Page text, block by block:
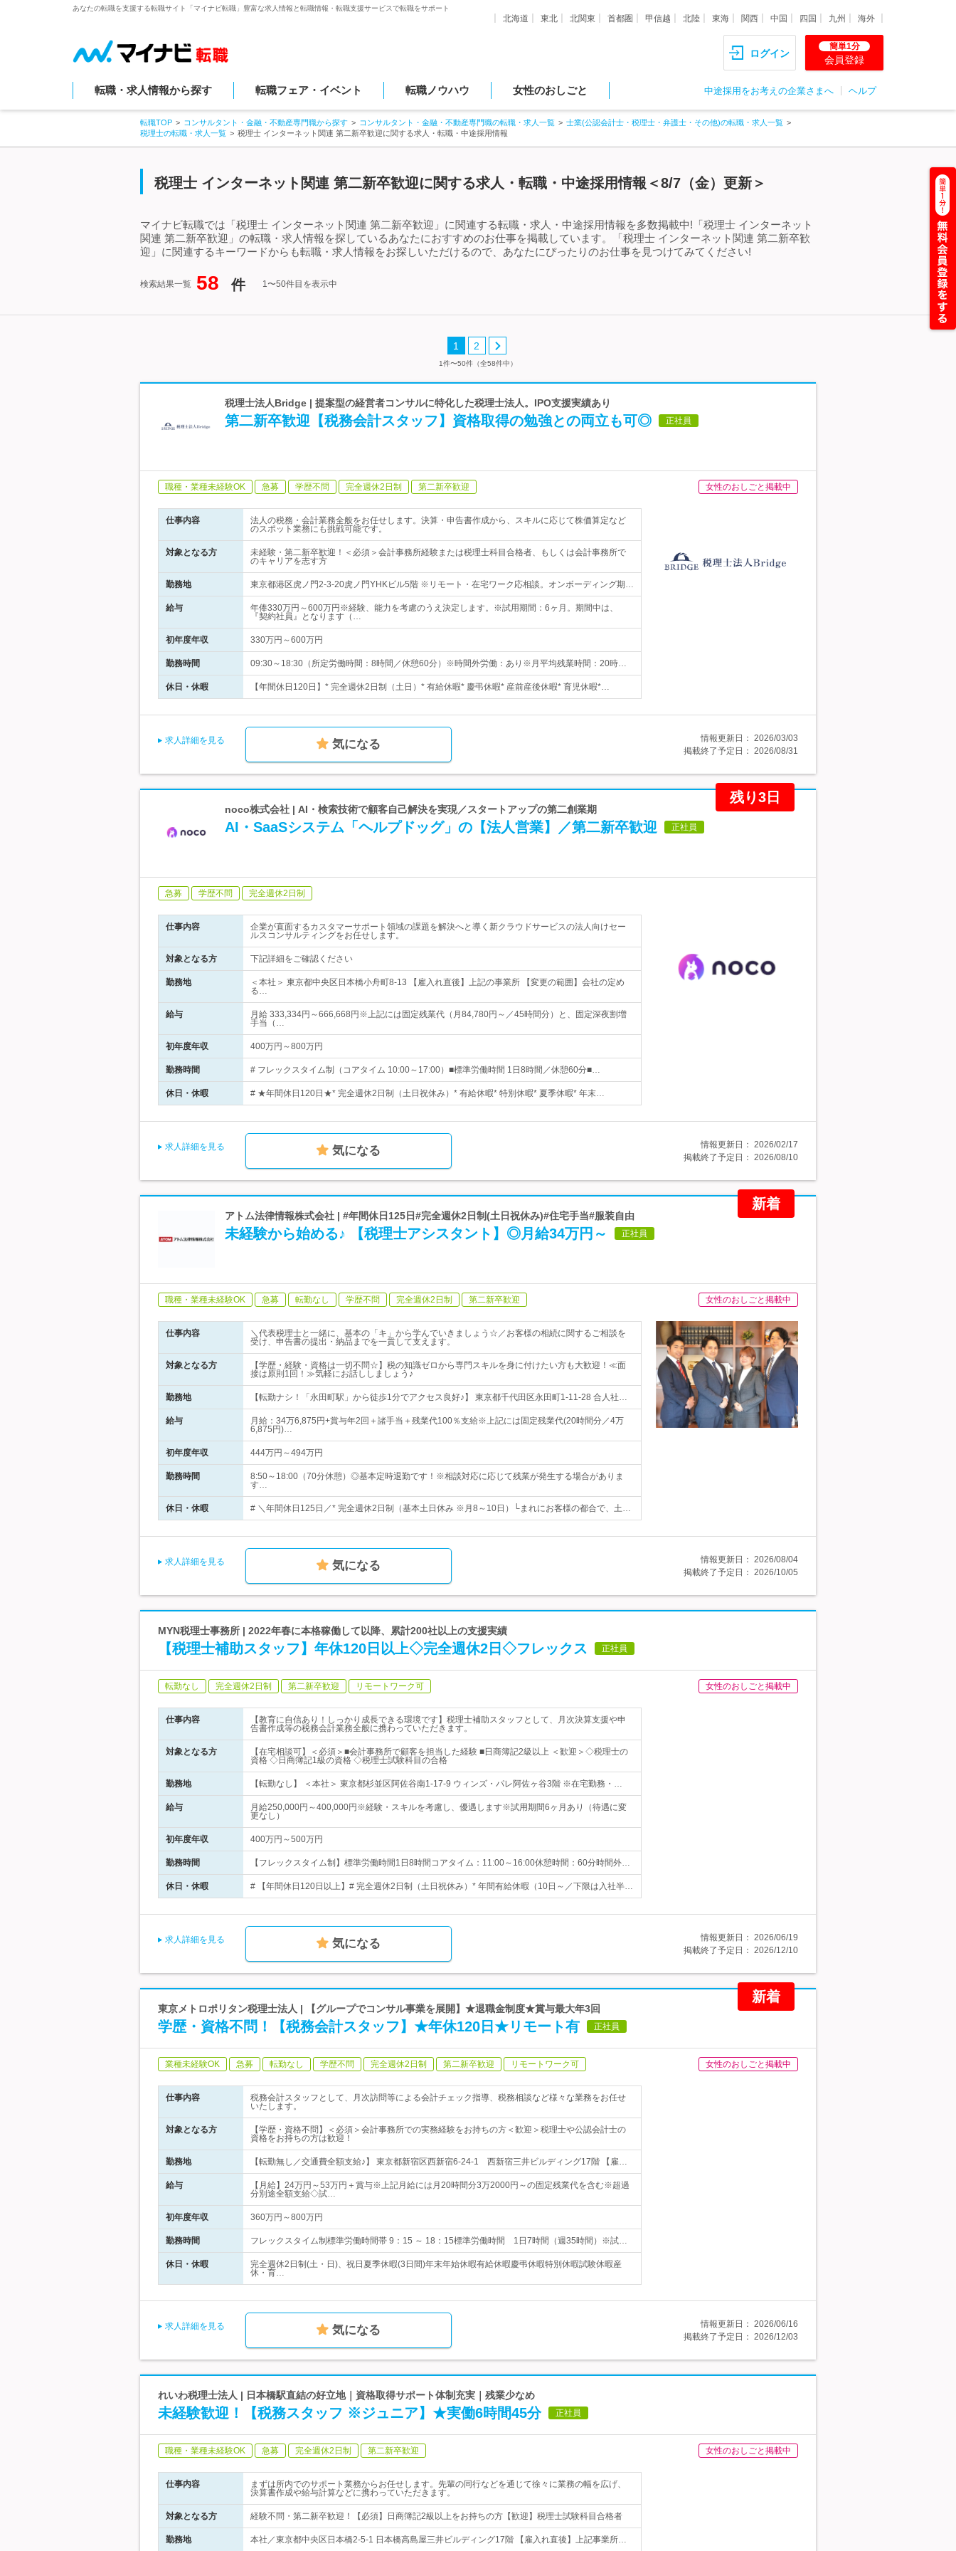
あなたの転職を支援する転職サイト「マイナビ転職」豊富な求人情報と転職情報・転職支援サービスで転職をサポート
北海道 東北 北関東 首都圏 甲信越 北陸 東海 関西 中国 四国 九州 海外
ログイン
簡単1分
会員登録
転職・求人情報から探す 転職フェア・イベント 転職ノウハウ 女性のおしごと 中途採用をお考えの企業さまへ ヘルプ
転職TOP コンサルタント・金融・不動産専門職から探す コンサルタント・金融・不動産専門職の転職・求人一覧
士業(公認会計士・税理士・弁護士・その他)の転職・求人一覧
税理士の転職・求人一覧
税理士 インターネット関連 第二新卒歓迎に関する求人・転職・中途採用情報
税理士 インターネット関連 第二新卒歓迎に関する求人・転職・中途採用情報＜8/7（金）更新＞
マイナビ転職では「税理士 インターネット関連 第二新卒歓迎」に関連する転職・求人・中途採用情報を多数掲載中!「税理士 インターネット
関連 第二新卒歓迎」の転職・求人情報を探しているあなたにおすすめのお仕事を掲載しています。「税理士 インターネット関連 第二新卒歓
迎」に関連するキーワードからも転職・求人情報をお探しいただけるので、あなたにぴったりのお仕事を見つけてみてください!
検索結果一覧 58 件 1〜50件目を表示中
1 2
1件〜50件（全58件中）
税理士法人Bridge | 提案型の経営者コンサルに特化した税理士法人。IPO支援実績あり
第二新卒歓迎【税務会計スタッフ】資格取得の勉強との両立も可◎ 正社員
職種・業種未経験OK 急募 学歴不問 完全週休2日制 第二新卒歓迎 女性のおしごと掲載中
仕事内容
法人の税務・会計業務全般をお任せします。決算・申告書作成から、スキルに応じて株価算定など
のスポット業務にも挑戦可能です。
対象となる方
未経験・第二新卒歓迎！＜必須＞会計事務所経験または税理士科目合格者、もしくは会計事務所で
のキャリアを志す方
勤務地 東京都港区虎ノ門2-3-20虎ノ門YHKビル5階 ※リモート・在宅ワーク応相談。オンボーディング期…
給与
年俸330万円～600万円※経験、能力を考慮のうえ決定します。※試用期間：6ヶ月。期間中は、
『契約社員』となります（…
初年度年収 330万円～600万円
勤務時間 09:30～18:30（所定労働時間：8時間／休憩60分）※時間外労働：あり※月平均残業時間：20時…
休日・休暇 【年間休日120日】* 完全週休2日制（土日）* 有給休暇* 慶弔休暇* 産前産後休暇* 育児休暇*…
求人詳細を見る 気になる 情報更新日： 2026/03/03
掲載終了予定日： 2026/08/31
残り3日
noco株式会社 | AI・検索技術で顧客自己解決を実現／スタートアップの第二創業期
AI・SaaSシステム「ヘルプドッグ」の【法人営業】／第二新卒歓迎 正社員
急募 学歴不問 完全週休2日制
仕事内容
企業が直面するカスタマーサポート領域の課題を解決へと導く新クラウドサービスの法人向けセー
ルスコンサルティングをお任せします。
対象となる方 下記詳細をご確認ください
勤務地
＜本社＞ 東京都中央区日本橋小舟町8-13 【雇入れ直後】上記の事業所 【変更の範囲】会社の定め
る…
給与
月給 333,334円～666,668円※上記には固定残業代（月84,780円～／45時間分）と、固定深夜割増
手当（…
初年度年収 400万円～800万円
勤務時間 # フレックスタイム制（コアタイム 10:00～17:00）■標準労働時間 1日8時間／休憩60分■…
休日・休暇 # ★年間休日120日★* 完全週休2日制（土日祝休み）* 有給休暇* 特別休暇* 夏季休暇* 年末…
求人詳細を見る 気になる 情報更新日： 2026/02/17
掲載終了予定日： 2026/08/10
新着
アトム法律情報株式会社 | #年間休日125日#完全週休2日制(土日祝休み)#住宅手当#服装自由
未経験から始める♪ 【税理士アシスタント】◎月給34万円～ 正社員
職種・業種未経験OK 急募 転勤なし 学歴不問 完全週休2日制 第二新卒歓迎 女性のおしごと掲載中
仕事内容
＼代表税理士と一緒に、基本の「キ」から学んでいきましょう☆／お客様の相続に関するご相談を
受け、申告書の提出・納品までを一貫して支えます。
対象となる方
【学歴・経験・資格は一切不問☆】税の知識ゼロから専門スキルを身に付けたい方も大歓迎！≪面
接は原則1回！≫気軽にお話ししましょう♪
勤務地 【転勤ナシ！「永田町駅」から徒歩1分でアクセス良好♪】 東京都千代田区永田町1-11-28 合人社…
給与
月給：34万6,875円+賞与年2回＋諸手当＋残業代100％支給※上記には固定残業代(20時間分／4万
6,875円)…
初年度年収 444万円～494万円
勤務時間
8:50～18:00（70分休憩）◎基本定時退勤です！※相談対応に応じて残業が発生する場合がありま
す…
休日・休暇 # ＼年間休日125日／* 完全週休2日制（基本土日休み ※月8～10日）└まれにお客様の都合で、土…
求人詳細を見る 気になる 情報更新日： 2026/08/04
掲載終了予定日： 2026/10/05
MYN税理士事務所 | 2022年春に本格稼働して以降、累計200社以上の支援実績
【税理士補助スタッフ】年休120日以上◇完全週休2日◇フレックス 正社員
転勤なし 完全週休2日制 第二新卒歓迎 リモートワーク可 女性のおしごと掲載中
仕事内容
【教育に自信あり！しっかり成長できる環境です】税理士補助スタッフとして、月次決算支援や申
告書作成等の税務会計業務全般に携わっていただきます。
対象となる方
【在宅相談可】＜必須＞■会計事務所で顧客を担当した経験 ■日商簿記2級以上 ＜歓迎＞◇税理士の
資格 ◇日商簿記1級の資格 ◇税理士試験科目の合格
勤務地 【転勤なし】 ＜本社＞ 東京都杉並区阿佐谷南1-17-9 ウィンズ・パレ阿佐ヶ谷3階 ※在宅勤務・…
給与
月給250,000円～400,000円※経験・スキルを考慮し、優遇します※試用期間6ヶ月あり（待遇に変
更なし）
初年度年収 400万円～500万円
勤務時間 【フレックスタイム制】標準労働時間1日8時間コアタイム：11:00～16:00休憩時間：60分時間外…
休日・休暇 # 【年間休日120日以上】# 完全週休2日制（土日祝休み）* 年間有給休暇（10日～／下限は入社半…
求人詳細を見る 気になる 情報更新日： 2026/06/19
掲載終了予定日： 2026/12/10
新着
東京メトロポリタン税理士法人 | 【グループでコンサル事業を展開】★退職金制度★賞与最大年3回
学歴・資格不問！【税務会計スタッフ】★年休120日★リモート有 正社員
業種未経験OK 急募 転勤なし 学歴不問 完全週休2日制 第二新卒歓迎 リモートワーク可 女性のおしごと掲載中
仕事内容
税務会計スタッフとして、月次訪問等による会計チェック指導、税務相談など様々な業務をお任せ
いたします。
対象となる方
【学歴・資格不問】＜必須＞会計事務所での実務経験をお持ちの方＜歓迎＞税理士や公認会計士の
資格をお持ちの方は歓迎！
勤務地 【転勤無し／交通費全額支給♪】 東京都新宿区西新宿6-24-1 西新宿三井ビルディング17階 【雇…
給与
【月給】24万円～53万円＋賞与※上記月給には月20時間分3万2000円～の固定残業代を含む※超過
分別途全額支給◇試…
初年度年収 360万円～800万円
勤務時間 フレックスタイム制標準労働時間帯 9：15 ～ 18：15標準労働時間 1日7時間（週35時間）※試…
休日・休暇
完全週休2日制(土・日)、祝日夏季休暇(3日間)年末年始休暇有給休暇慶弔休暇特別休暇試験休暇産
休・育…
求人詳細を見る 気になる 情報更新日： 2026/06/16
掲載終了予定日： 2026/12/03
れいわ税理士法人 | 日本橋駅直結の好立地｜資格取得サポート体制充実｜残業少なめ
未経験歓迎！【税務スタッフ ※ジュニア】★実働6時間45分 正社員
職種・業種未経験OK 急募 完全週休2日制 第二新卒歓迎 女性のおしごと掲載中
仕事内容
まずは所内でのサポート業務からお任せします。先輩の同行などを通じて徐々に業務の幅を広げ、
決算書作成や給与計算などに携わっていただきます。
対象となる方 経験不問・第二新卒歓迎！【必須】日商簿記2級以上をお持ちの方【歓迎】税理士試験科目合格者
勤務地 本社／東京都中央区日本橋2-5-1 日本橋高島屋三井ビルディング17階 【雇入れ直後】上記事業所…